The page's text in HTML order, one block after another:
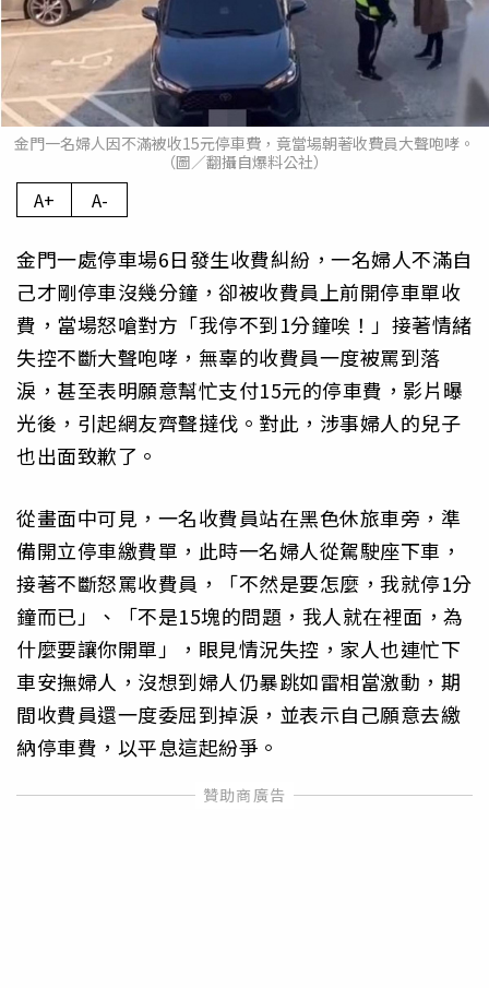
金門一名婦人因不滿被收15元停車費，竟當場朝著收費員大聲咆哮。
（圖／翻攝自爆料公社）
A+ A-
金門一處停車場6日發生收費糾紛，一名婦人不滿自
己才剛停車沒幾分鐘，卻被收費員上前開停車單收
費，當場怒嗆對方「我停不到1分鐘唉！」接著情緒
失控不斷大聲咆哮，無辜的收費員一度被罵到落
淚，甚至表明願意幫忙支付15元的停車費，影片曝
光後，引起網友齊聲撻伐。對此，涉事婦人的兒子
也出面致歉了。
從畫面中可見，一名收費員站在黑色休旅車旁，準
備開立停車繳費單，此時一名婦人從駕駛座下車，
接著不斷怒罵收費員，「不然是要怎麼，我就停1分
鐘而已」、「不是15塊的問題，我人就在裡面，為
什麼要讓你開單」，眼見情況失控，家人也連忙下
車安撫婦人，沒想到婦人仍暴跳如雷相當激動，期
間收費員還一度委屈到掉淚，並表示自己願意去繳
納停車費，以平息這起紛爭。